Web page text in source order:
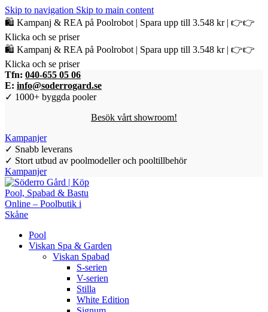
Skip to navigation Skip to main content
🛍️ Kampanj & REA på Poolrobot | Spara upp till 3.548 kr | 👉👉
Klicka och se priser
🛍️ Kampanj & REA på Poolrobot | Spara upp till 3.548 kr | 👉👉
Klicka och se priser
Tfn: 040-655 05 06
E: info@soderrogard.se
✓ 1000+ byggda pooler
Besök vårt showroom!
Kampanjer
✓ Snabb leverans
✓ Stort utbud av poolmodeller och pooltillbehör
Kampanjer
Pool
Viskan Spa & Garden
Viskan Spabad
S-serien
V-serien
Stilla
White Edition